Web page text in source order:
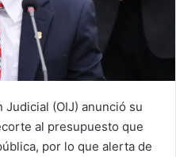
Judicial (OIJ) anunció su
al presupuesto que
por lo que alerta de